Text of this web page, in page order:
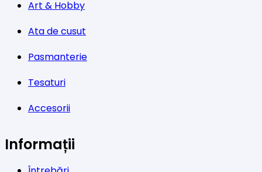
Art & Hobby
Ata de cusut
Pasmanterie
Tesaturi
Accesorii
Informații